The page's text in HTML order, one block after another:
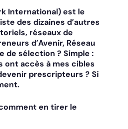
International) est le
des dizaines d’autres
réseaux de
d’Avenir, Réseau
de sélection ? Simple :
accès à mes cibles
prescripteurs ? Si
en tirer le